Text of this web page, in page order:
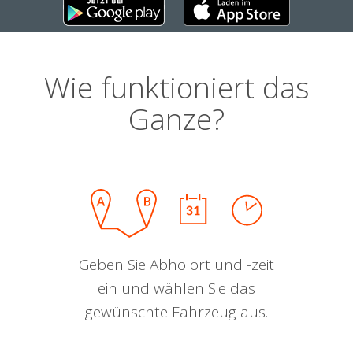
Wie funktioniert das
Ganze?
Geben Sie Abholort und -zeit
ein und wählen Sie das
gewünschte Fahrzeug aus.